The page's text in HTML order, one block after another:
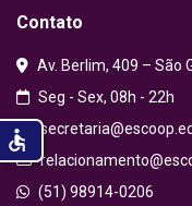
Contato
Av. Berlim, 409 – São
Seg - Sex, 08h - 22h
(51) 98914-0206
accessible